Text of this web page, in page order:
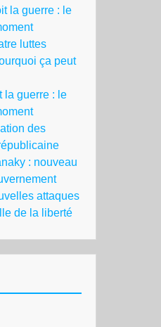
la guerre : le
luttes
ça peut
la guerre : le
des
: nouveau
attaques
de la liberté